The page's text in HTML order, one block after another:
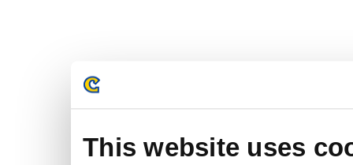
This website uses